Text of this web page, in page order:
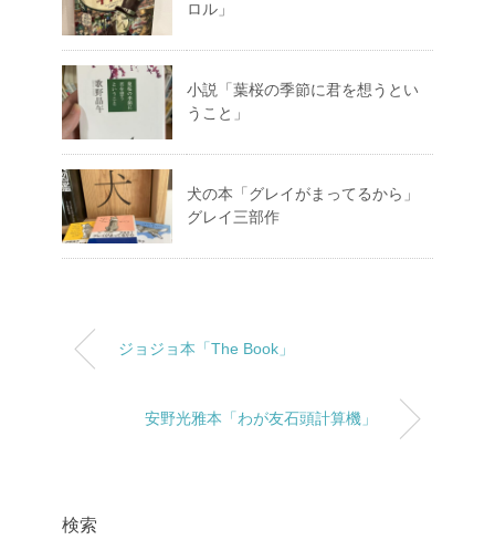
ロル」
小説「葉桜の季節に君を想うとい
うこと」
犬の本「グレイがまってるから」
グレイ三部作
ジョジョ本「The Book」
安野光雅本「わが友石頭計算機」
検索